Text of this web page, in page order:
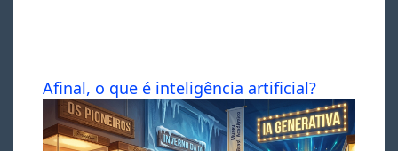
Afinal, o que é inteligência artificial?